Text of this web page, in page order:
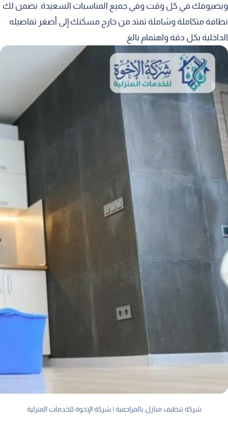
وبضيوفك في كل وقت وفي جميع المناسبات السعيدة. نضمن لك
نظافة متكاملة وشاملة تمتد من خارج مسكنك إلى أصغر تفاصيله
الداخلية بكل دقة واهتمام بالغ.
شركة تنظيف منازل بالمزاحمية | شركة الإخوة للخدمات المنزلية